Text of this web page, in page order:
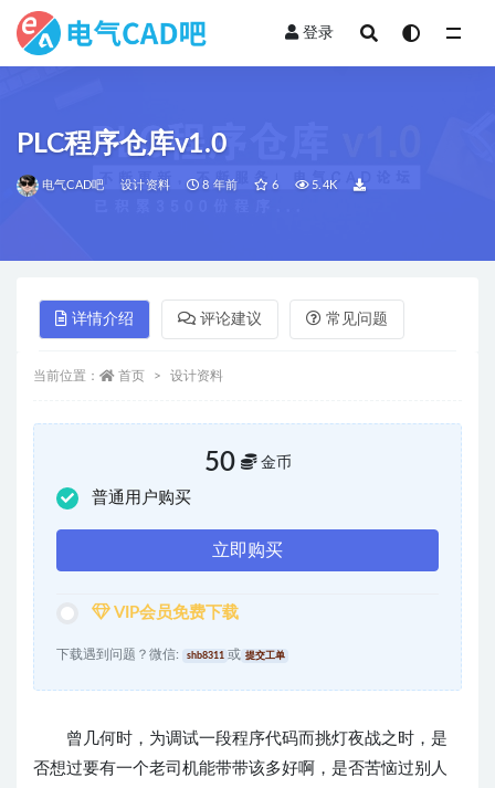
登录
PLC程序仓库v1.0
电气CAD吧 设计资料 8 年前 6 5.4K
详情介绍 评论建议 常见问题
当前位置： 首页 设计资料
50 金币
普通用户购买
立即购买
VIP会员免费下载
下载遇到问题？微信: shb8311 或 提交工单
曾几何时，为调试一段程序代码而挑灯夜战之时， 是
否想过要有一个老司机能带带该多好啊，是否苦恼过别人